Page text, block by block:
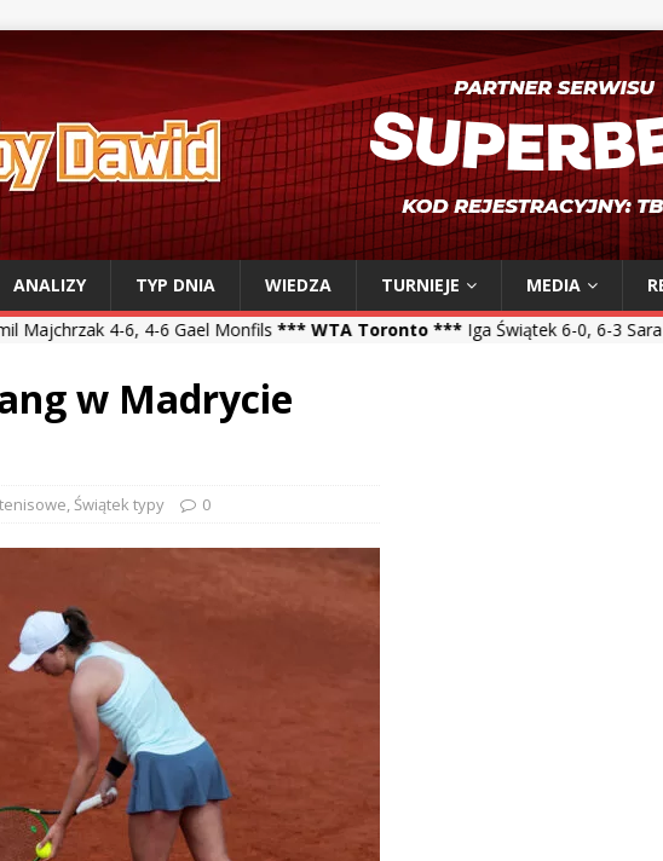
ANALIZY TYP DNIA WIEDZA TURNIEJE MEDIA
6, 4-6 Gael Monfils*** WTA Toronto ***Iga Świątek 6-0, 6-3 Sara Beljek ***
w Madrycie
,Świątek typy 0